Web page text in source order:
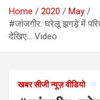
Home 2020
May
#जांजगीर. घरेलू झगड़े में
देखिए… Video
खबर सीजी न्यूज़ वीडियो